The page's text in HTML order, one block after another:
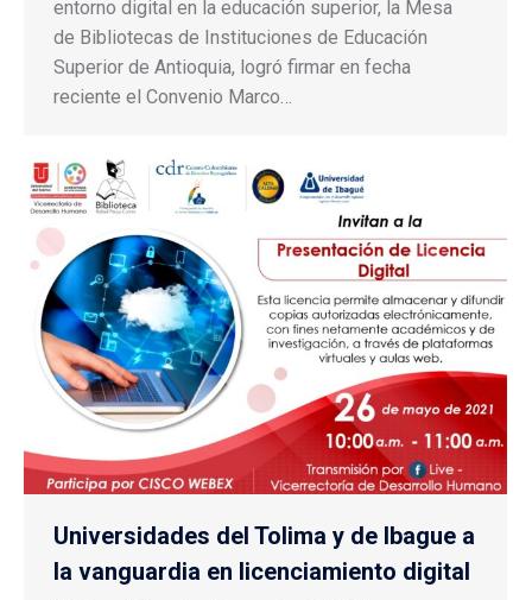
entorno digital en la educación superior, la Mesa
de Bibliotecas de Instituciones de Educación
Superior de Antioquia, logró firmar en fecha
reciente el Convenio Marco…
Universidades del Tolima y de Ibague a
la vanguardia en licenciamiento digital